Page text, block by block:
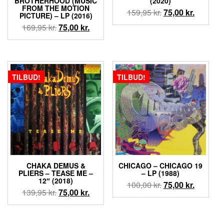
FROM THE MOTION
PICTURE) – LP (2016)
169,95kr.Den
oprindelige
var:
169,95 kr..
75,00 kr.Den
aktuelle
er:
75,00 kr..
159,95kr.Den
oprindelige
75,00 kr.Den
aktuelle
TILBUD!
CHAKA DEMUS &
PLIERS – TEASE ME –
12″ (2018)
139,95kr.Den
oprindelige
75,00 kr.Den
aktuelle
TILBUD!
CHICAGO ‎– CHICAGO 19
– LP (1988)
100,00kr.Den
oprindelige
75,00 kr.Den
aktuelle